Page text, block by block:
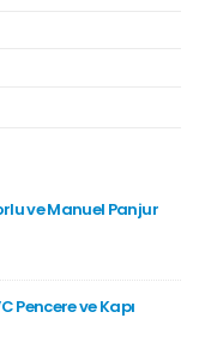
ve Manuel Panjur
Pencere ve Kapı